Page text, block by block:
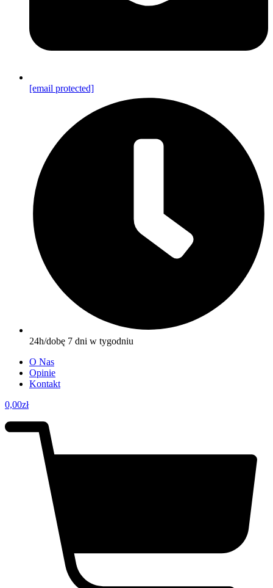
[email protected]
24h/dobę 7 dni w tygodniu
O Nas
Opinie
Kontakt
0,00zł